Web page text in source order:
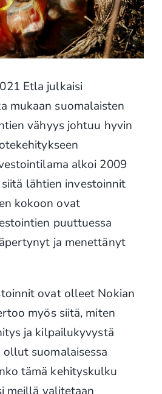
Etla julkaisi
mukaan suomalaisten
vähyys johtuu hyvin
alkoi 2009
lähtien investoinnit
kokoon ovat
puuttuessa
ja menettänyt
ovat olleet Nokian
myös siitä, miten
ja kilpailukyvystä
suomalaisessa
tämä kehityskulku
meillä valitetaan